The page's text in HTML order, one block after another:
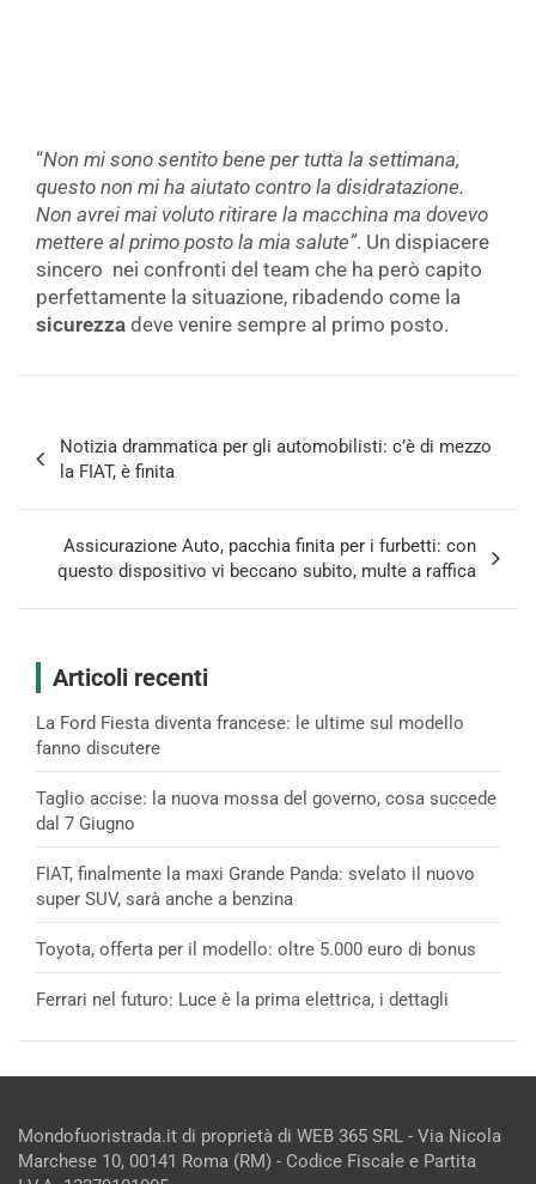
“Non mi sono sentito bene per tutta la settimana,
questo non mi ha aiutato contro la disidratazione.
Non avrei mai voluto ritirare la macchina ma dovevo
mettere al primo posto la mia salute”. Un dispiacere
sincero nei confronti del team che ha però capito
perfettamente la situazione, ribadendo come la
sicurezza deve venire sempre al primo posto.
articoli
Notizia drammatica per gli automobilisti: c’è di mezzo
la FIAT, è finita
Assicurazione Auto, pacchia finita per i furbetti: con
questo dispositivo vi beccano subito, multe a raffica
Articoli recenti
La Ford Fiesta diventa francese: le ultime sul modello
fanno discutere
Taglio accise: la nuova mossa del governo, cosa succede
dal 7 Giugno
FIAT, finalmente la maxi Grande Panda: svelato il nuovo
super SUV, sarà anche a benzina
Toyota, offerta per il modello: oltre 5.000 euro di bonus
Ferrari nel futuro: Luce è la prima elettrica, i dettagli
Mondofuoristrada.it di proprietà di WEB 365 SRL - Via Nicola
Marchese 10, 00141 Roma (RM) - Codice Fiscale e Partita